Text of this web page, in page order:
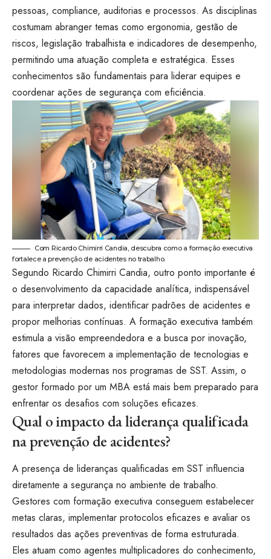
pessoas, compliance, auditorias e processos. As disciplinas
costumam abranger temas como ergonomia, gestão de
riscos, legislação trabalhista e indicadores de desempenho,
permitindo uma atuação completa e estratégica. Esses
conhecimentos são fundamentais para liderar equipes e
coordenar ações de segurança com eficiência.
Com Ricardo Chimirri Candia, descubra como a formação executiva
fortalece a prevenção de acidentes no trabalho.
Segundo Ricardo Chimirri Candia, outro ponto importante é
o desenvolvimento da capacidade analítica, indispensável
para interpretar dados, identificar padrões de acidentes e
propor melhorias contínuas. A formação executiva também
estimula a visão empreendedora e a busca por inovação,
fatores que favorecem a implementação de tecnologias e
metodologias modernas nos programas de SST. Assim, o
gestor formado por um MBA está mais bem preparado para
enfrentar os desafios com soluções eficazes.
Qual o impacto da liderança qualificada
na prevenção de acidentes?
A presença de lideranças qualificadas em SST influencia
diretamente a segurança no ambiente de trabalho.
Gestores com formação executiva conseguem estabelecer
metas claras, implementar protocolos eficazes e avaliar os
resultados das ações preventivas de forma estruturada.
Eles atuam como agentes multiplicadores do conhecimento,